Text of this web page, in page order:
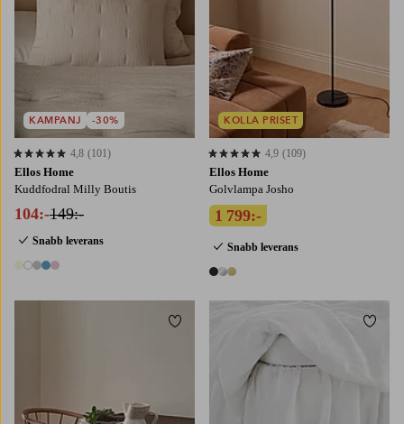
Ellos Home
Kuddfodral Milly Boutis
104:-149:-
Snabb leverans
5 färger
4,8 baserat på 101 st betyg
4,8 (101)
KAMPANJ -30%
Ellos Home
Golvlampa Josho
1 799:-
Snabb leverans
3 färger
4,9 baserat på 109 st betyg
4,9 (109)
KOLLA PRISET
Lägg till i favoriter
120X200
180X200